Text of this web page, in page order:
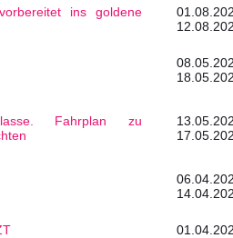
ins goldene
Fahrplan zu